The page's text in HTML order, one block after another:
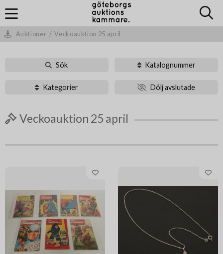
Auktioner / Veckoauktion 25 april
Sök Katalognummer
Kategorier Dölj avslutade
Veckoauktion 25 april